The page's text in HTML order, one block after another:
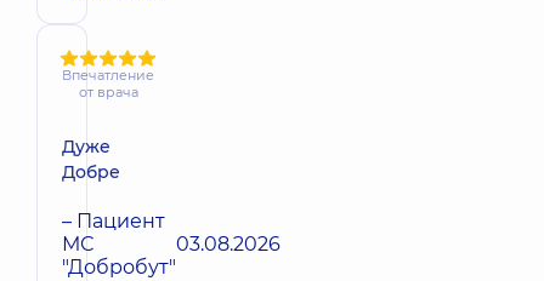
Впечатление
от врача
Дуже
Добре
– Пациент
МС
"Добробут"
03.08.2026